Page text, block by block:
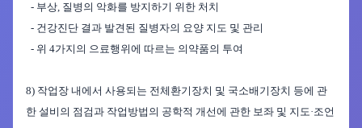
- 부상, 질병의 악화를 방지하기 위한 처치
- 건강진단 결과 발견된 질병자의 요양 지도 및 관리
- 위 4가지 의 으료행위에 따르는 의약품의 투여
8) 작업장 내에서 사용되는 전체환기장치 및 국소배기장치 등에 관
한 설비의 점검과 작업방법의 공학적 개선에 관한 보좌 및 지도·조언